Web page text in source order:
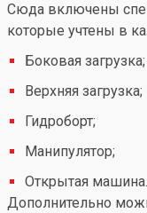
Сюда включены
которые учтены в
Боковая загрузка;
Верхняя загрузка;
Гидроборт;
Манипулятор;
Открытая машина.
Дополнительно